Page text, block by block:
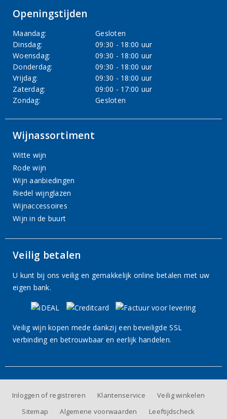
Openingstijden
Maandag:
Gesloten
Dinsdag:
09:30 - 18:00 uur
Woensdag:
09:30 - 18:00 uur
Donderdag:
09:30 - 18:00 uur
Vrijdag:
09:30 - 18:00 uur
Zaterdag:
09:00 - 17:00 uur
Zondag:
Gesloten
Wijnassortiment
Witte wijn
Rode wijn
Wijn aanbiedingen
Riedel wijnglazen
Wijnaccessoires
Wijn in de buurt
Veilig betalen
U kunt bij ons veilig en gemakkelijk online betalen met uw
eigen bank.
Veilig wijn kopen mede dankzij een beveiligde SSL
verbinding en betrouwbaar en eerlijk handelen.
Inloggen of registreren Klantenservice
Veilig winkelen
Sitemap
Algemene voorwaarden Leeftijdscheck